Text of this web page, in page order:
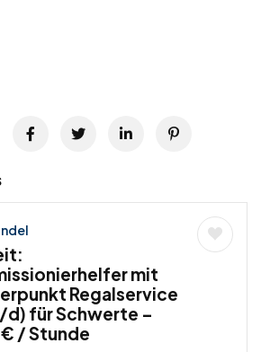
mit
Regalservice
für Schwerte –
/ Stunde